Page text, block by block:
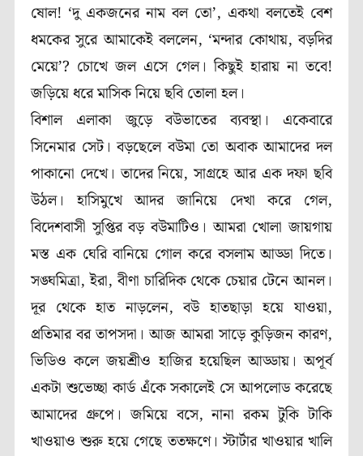
ষোল! ‘দু একজনের নাম বল তো’, একথা বলতেই বেশ
ধমকের সুরে আমাকেই বললেন, ‘মন্দার কোথায়, বড়দির
মেয়ে’? চোখে জল এসে গেল। কিছুই হারায় না তবে!
জড়িয়ে ধরে মাসিক নিয়ে ছবি তোলা হল।
বিশাল এলাকা জুড়ে বউভাতের ব্যবস্থা। একেবারে
সিনেমার সেট। বড়ছেলে বউমা তো অবাক আমাদের দল
পাকানো দেখে। তাদের নিয়ে, সাগ্রহে আর এক দফা ছবি
উঠল। হাসিমুখে আদর জানিয়ে দেখা করে গেল,
বিদেশবাসী সুপ্তির বড় বউমাটিও। আমরা খোলা জায়গায়
মস্ত এক ঘেরি বানিয়ে গোল করে বসলাম আড্ডা দিতে।
সঙ্ঘমিত্রা, ইরা, বীণা চারিদিক থেকে চেয়ার টেনে আনল।
দূর থেকে হাত নাড়লেন, বউ হাতছাড়া হয়ে যাওয়া,
প্রতিমার বর তাপসদা। আজ আমরা সাড়ে কুড়িজন কারণ,
ভিডিও কলে জয়শ্রীও হাজির হয়েছিল আড্ডায়। অপূর্ব
একটা শুভেচ্ছা কার্ড এঁকে সকালেই সে আপলোড করেছে
আমাদের গ্রুপে। জমিয়ে বসে, নানা রকম টুকি টাকি
খাওয়াও শুরু হয়ে গেছে ততক্ষণে। স্টার্টার খাওয়ার খালি